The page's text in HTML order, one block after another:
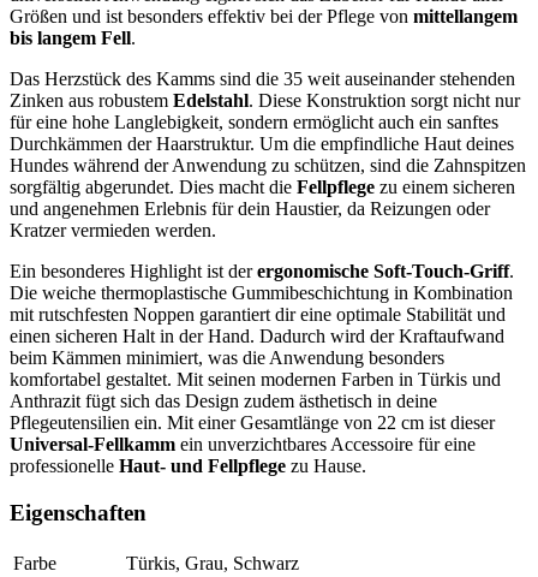
Größen und ist besonders effektiv bei der Pflege von mittellangem
bis langem Fell.
Das Herzstück des Kamms sind die 35 weit auseinander stehenden
Zinken aus robustem Edelstahl. Diese Konstruktion sorgt nicht nur
für eine hohe Langlebigkeit, sondern ermöglicht auch ein sanftes
Durchkämmen der Haarstruktur. Um die empfindliche Haut deines
Hundes während der Anwendung zu schützen, sind die Zahnspitzen
sorgfältig abgerundet. Dies macht die Fellpflege zu einem sicheren
und angenehmen Erlebnis für dein Haustier, da Reizungen oder
Kratzer vermieden werden.
Ein besonderes Highlight ist derergonomische Soft-Touch-Griff.
Die weiche thermoplastische Gummibeschichtung in Kombination
mit rutschfesten Noppen garantiert dir eine optimale Stabilität und
einen sicheren Halt in der Hand. Dadurch wird der Kraftaufwand
beim Kämmen minimiert, was die Anwendung besonders
komfortabel gestaltet. Mit seinen modernen Farben in Türkis und
Anthrazit fügt sich das Design zudem ästhetisch in deine
Pflegeutensilien ein. Mit einer Gesamtlänge von 22 cm ist dieser
Universal-Fellkamm ein unverzichtbares Accessoire für eine
professionelle Haut- und Fellpflege zu Hause.
Eigenschaften
Farbe
Türkis, Grau, Schwarz